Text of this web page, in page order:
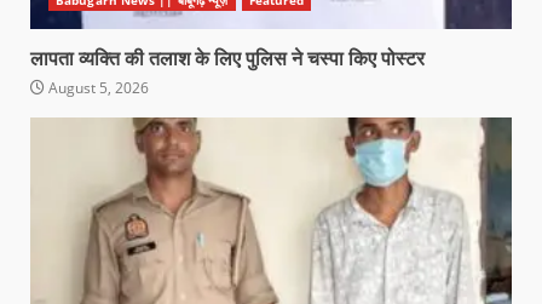
लापता व्यक्ति की तलाश के लिए पुलिस ने चस्पा किए पोस्टर
August 5, 2026